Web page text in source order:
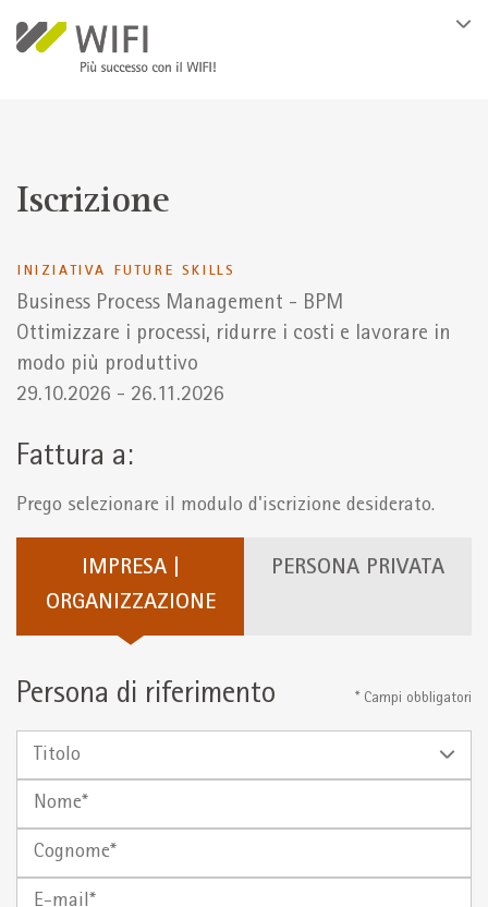
Iscrizione
INIZIATIVA FUTURE SKILLS
Business Process Management - BPM
Ottimizzare i processi, ridurre i costi e lavorare in
modo più produttivo
29.10.2026 - 26.11.2026
Fattura a:
Prego selezionare il modulo d'iscrizione desiderato.
IMPRESA |
ORGANIZZAZIONE
PERSONA PRIVATA
Persona di riferimento * Campi obbligatori
Titolo
Nome
Cognome